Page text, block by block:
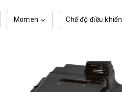
Momen Chế độ điều khiển